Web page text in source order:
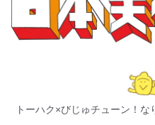
トーハク×びじゅチューン！